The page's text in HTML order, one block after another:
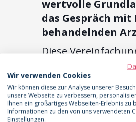
wertvolle
das Gespräch mit
behandelnden
Diese
entlastet Dich von
erheblichen
Aufwand und
den Weg zur
Wir verwenden Cookies
Wir können diese zur Analyse unserer
unsere Webseite zu verbessern,
Ihnen ein großartiges Webseiten-Erlebnis zu
Informationen zu den von uns verwendeten
Einstellungen.